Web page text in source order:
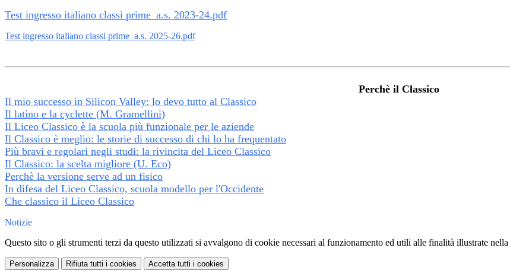
Test ingresso italiano classi prime_a.s. 2023-24.pdf
Test ingresso italiano classi prime_a.s. 2025-26.pdf
Perchè il Classico
Il mio successo in Silicon Valley: lo devo tutto al Classico
Il latino e la cyclette (M. Gramellini)
Il Liceo Classico è la scuola più funzionale per le aziende
Il Classico è meglio: le storie di successo di chi lo ha frequentato
Più bravi e regolari negli studi: la rivincita del Liceo Classico
Il Classico: la scelta migliore (U. Eco)
Perchè la versione serve ad un fisico
In difesa del Liceo Classico, scuola modello per l'Occidente
Che classico il Liceo Classico
Notizie
Questo sito o gli strumenti terzi da questo utilizzati si avvalgono di cookie necessari al funzionamento ed utili alle finalità illustrate nella
Personalizza Rifiuta tutti i cookies Accetta tutti i cookies